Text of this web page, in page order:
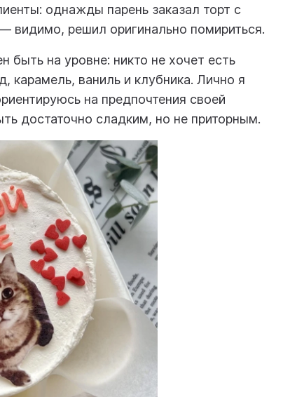
однажды парень заказал торт с
видимо, решил оригинально помириться.
быть на уровне: никто не хочет есть
ваниль и клубника. Лично я
на предпочтения своей
достаточно сладким, но не приторным.